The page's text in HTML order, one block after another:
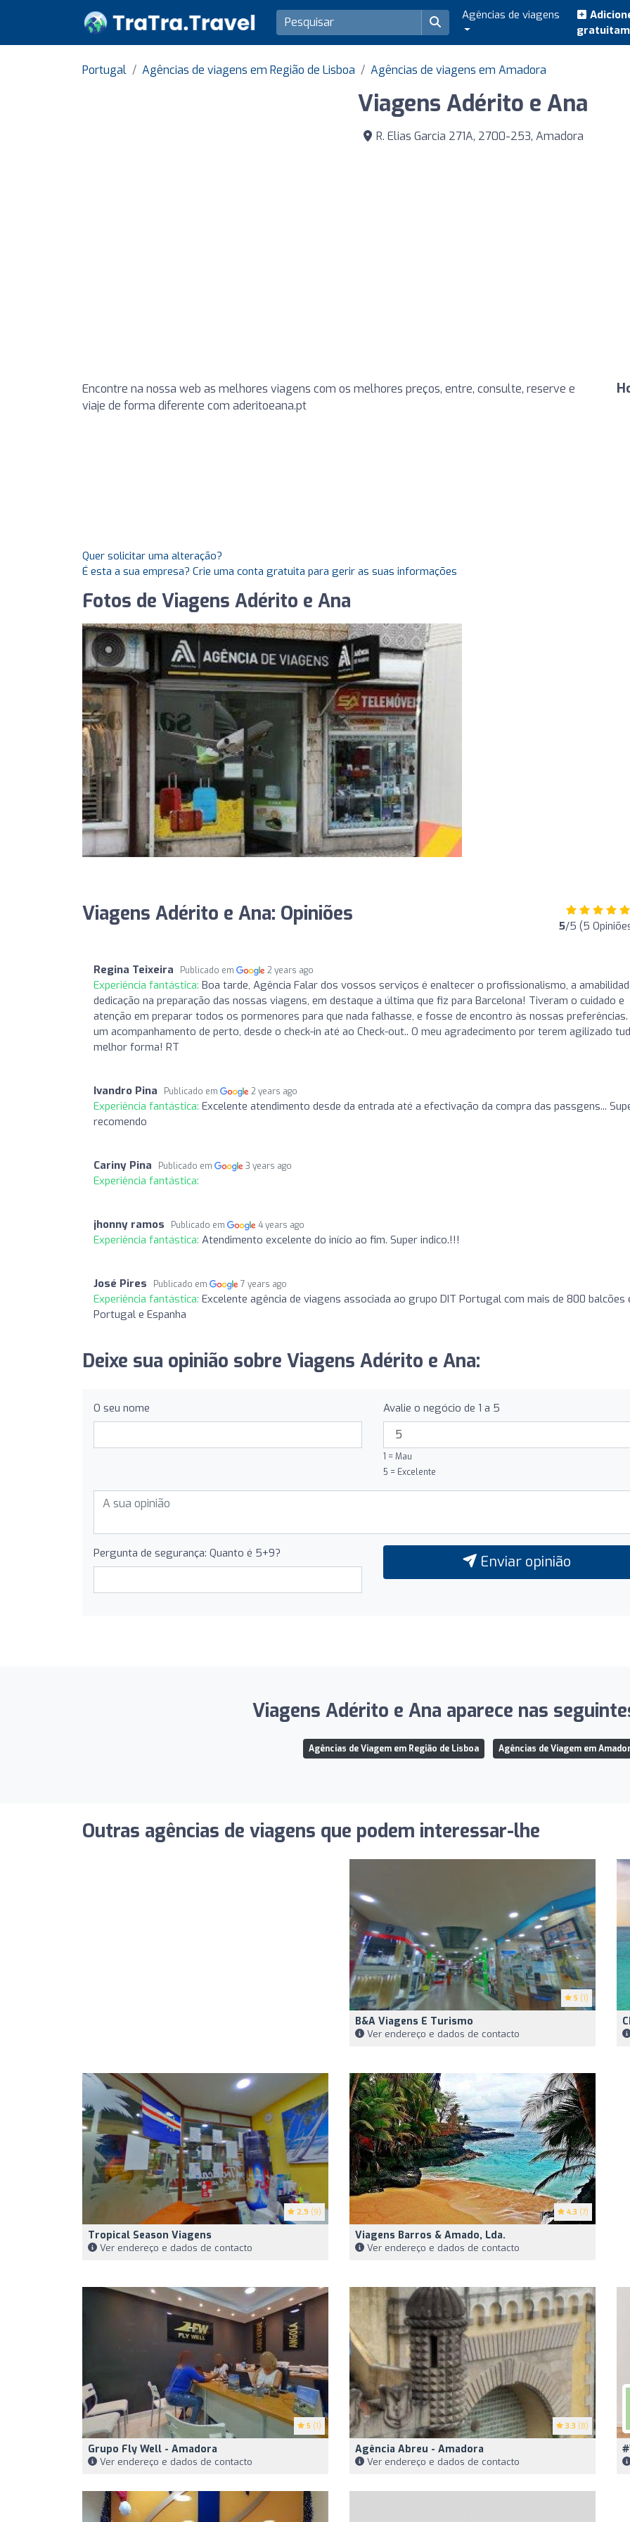
Agências de viagens
Portugal Agências de viagens em Região de Lisboa Agências de viagens em Amadora
Viagens Adérito e Ana
R. Elias Garcia 271A, 2700-253, Amadora
Encontre na nossa web as melhores viagens com os melhores preços, entre, consulte, reserve e
viaje de forma diferente com aderitoeana.pt
Quer solicitar uma alteração?
É esta a sua empresa? Crie uma conta gratuita para gerir as suas informações
Fotos de Viagens Adérito e Ana
Viagens Adérito e Ana: Opiniões 5/5 (5
Regina Teixeira Publicado em 2 years ago
Experiência fantástica: Boa tarde, Agência Falar dos vossos serviços é enaltecer o profissionalismo, a
dedicação na preparação das nossas viagens, em destaque a última que fiz para Barcelona! Tiveram o cuidado e
atenção em preparar todos os pormenores para que nada falhasse, e fosse de encontro às nossas preferências.
um acompanhamento de perto, desde o check-in até ao Check-out.. O meu agradecimento por terem agilizado
melhor forma! RT
Ivandro Pina Publicado em 2 years ago
Experiência fantástica: Excelente atendimento desde da entrada até a efectivação da compra das passgens...
recomendo
Cariny Pina Publicado em 3 years ago
Experiência fantástica:
jhonny ramos Publicado em 4 years ago
Experiência fantástica: Atendimento excelente do início ao fim. Super indico.!!!
José Pires Publicado em 7 years ago
Experiência fantástica: Excelente agência de viagens associada ao grupo DIT Portugal com mais de 800 balcões
Portugal e Espanha
Deixe sua opinião sobre Viagens Adérito e Ana:
O seu nome Avalie o negócio de 1 a 5
1 = Mau
5 = Excelente
Pergunta de segurança: Quanto é 5+9? Enviar opinião
Viagens Adérito e Ana aparece nas
Agências de Viagem em Região de Lisboa Agências de Viagem em
Outras agências de viagens que podem interessar-lhe
5 (1)
B&A Viagens E Turismo
Ver endereço e dados de contacto
2.9 (9)
Tropical Season Viagens
Ver endereço e dados de contacto
4.3 (7)
Viagens Barros & Amado, Lda.
Ver endereço e dados de contacto
5 (1)
Grupo Fly Well - Amadora
Ver endereço e dados de contacto
3.3 (8)
Agência Abreu - Amadora
Ver endereço e dados de contacto